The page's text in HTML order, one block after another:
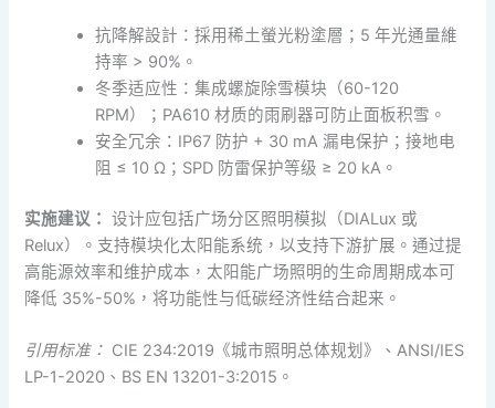
抗降解設計：採用稀土螢光粉塗層；5 年光通量維
持率 > 90%。
冬季适应性：集成螺旋除雪模块（60-120
RPM）；PA610 材质的雨刷器可防止面板积雪。
安全冗余：IP67 防护 + 30 mA 漏电保护；接地电
阻 ≤ 10 Ω；SPD 防雷保护等级 ≥ 20 kA。
实施建议： 设计应包括广场分区照明模拟（DIALux 或
Relux）。支持模块化太阳能系统，以支持下游扩展。通过提
高能源效率和维护成本，太阳能广场照明的生命周期成本可
降低 35%-50%，将功能性与低碳经济性结合起来。
引用标准： CIE 234:2019《城市照明总体规划》、ANSI/IES
LP-1-2020、BS EN 13201-3:2015。